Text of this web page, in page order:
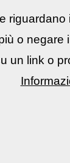
fotografici
o
un link o